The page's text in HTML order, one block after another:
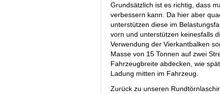
Grundsätzlich ist es richtig, dass
verbessern kann. Da hier aber
unterstützen diese im
vorn und unterstützen keinesfalls
Verwendung der Vierkantbalken
Masse von 15 Tonnen auf zwei
Fahrzeugbreite abdecken, wie
Ladung mitten im Fahrzeug.
Zurück zu unseren